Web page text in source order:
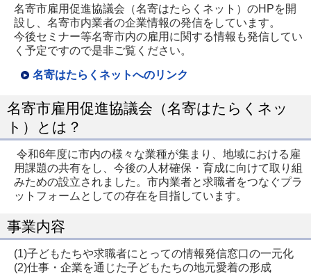
名寄市雇用促進協議会（名寄はたらくネット）のHPを開
設し、名寄市内業者の企業情報の発信をしています。
今後セミナー等名寄市内の雇用に関する情報も発信してい
く予定ですので是非ご覧ください。
名寄はたらくネットへのリンク
名寄市雇用促進協議会（名寄はたらくネッ
ト）とは？
令和6年度に市内の様々な業種が集まり、地域における雇
用課題の共有をし、今後の人材確保・育成に向けて取り組
みための設立されました。市内業者と求職者をつなぐプラ
ットフォームとしての存在を目指しています。
事業内容
(1)子どもたちや求職者にとっての情報発信窓口の一元化
(2)仕事・企業を通じた子どもたちの地元愛着の形成